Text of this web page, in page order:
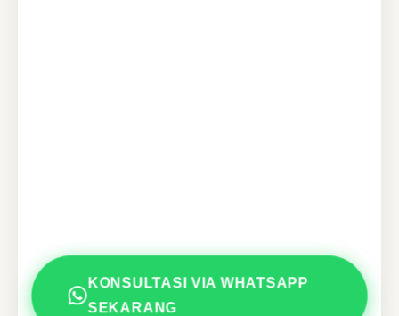
KONSULTASI VIA WHATSAPP
SEKARANG